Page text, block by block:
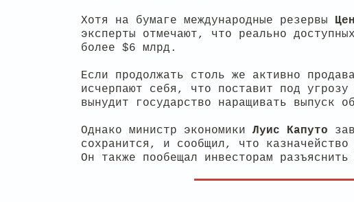
Хотя на бумаге международные резервы
эксперты отмечают, что реально
более $6 млрд.
Если продолжать столь же активно
исчерпают себя, что поставит под
вынудит государство наращивать выпуск
Однако министр экономики Луис Капуто
сохранится, и сообщил, что
Он также пообещал инвесторам